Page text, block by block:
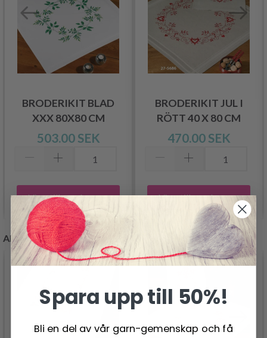
BRODERIKIT BLAD
XXX 80X80 CM
503.00 SEK
Lägg till varukorgen
BRODERIKIT JUL I
RÖTT 40 X 80 CM
470.00 SEK
Lägg till varukorgen
ANDRA KUNDER KÖPTE
Spara upp till 50%!
Bli en del av vår garn-gemenskap och få